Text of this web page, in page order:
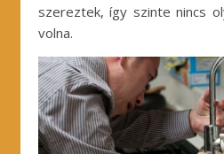
szereztek, így szinte nincs
volna.